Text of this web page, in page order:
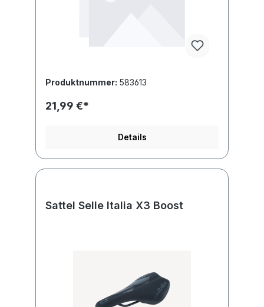
Produktnummer: 583613
21,99 €*
Details
Sattel Selle Italia X3 Boost